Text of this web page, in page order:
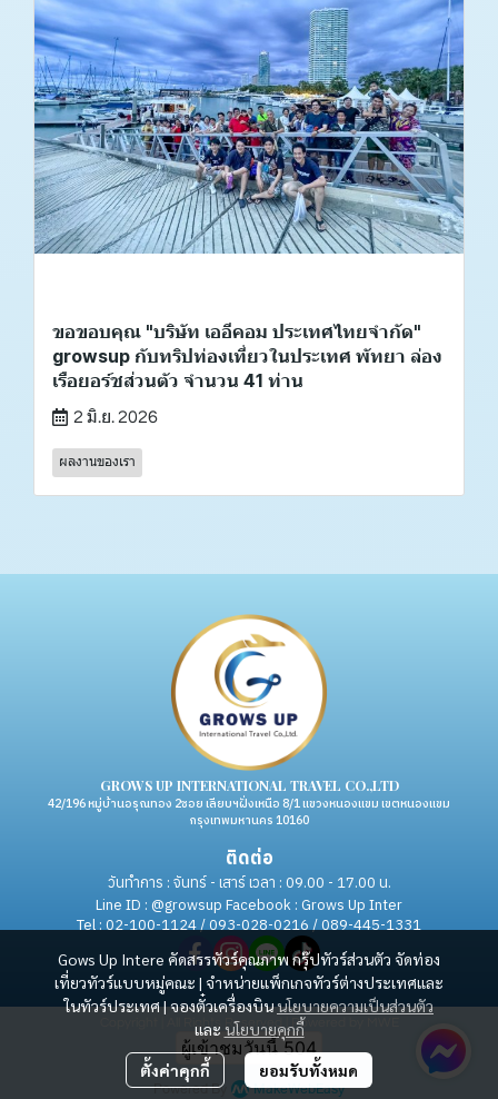
ขอขอบคุณ "บริษัท เออีคอม ประเทศไทยจำกัด"
growsup กับทริปท่องเที่ยวในประเทศ พัทยา ล่อง
เรือยอร์ชส่วนตัว จำนวน 41 ท่าน
2 มิ.ย. 2026
ผลงานของเรา
Gows Up Intere คัดสรรทัวร์คุณภาพ กรุ๊ปทัวร์ส่วนตัว จัดท่อง
เที่ยวทัวร์แบบหมู่คณะ | จำหน่ายแพ็กเกจทัวร์ต่างประเทศและ
ในทัวร์ประเทศ | จองตั๋วเครื่องบินนโยบายความเป็นส่วนตัว
และ นโยบายคุกกี้
ตั้งค่าคุกกี้ ยอมรับทั้งหมด
GROWS UP INTERNATIONAL TRAVEL CO.,LTD
42/196 หมู่บ้านอรุณทอง 2ซอย เลียบฯฝั่งเหนือ 8/1 แขวงหนองแขม เขตหนองแขม
กรุงเทพมหานคร 10160
ติดต่อ
วันทำการ : จันทร์ - เสาร์ เวลา : 09.00 - 17.00 น.
Line ID : @growsup Facebook : Grows Up Inter
Tel : 02-100-1124 / 093-028-0216 / 089-445-1331
Copyright | All Rights Reserved | Powered by MWE
ผู้เข้าชมวันนี้504
Powered By MakeWebEasy